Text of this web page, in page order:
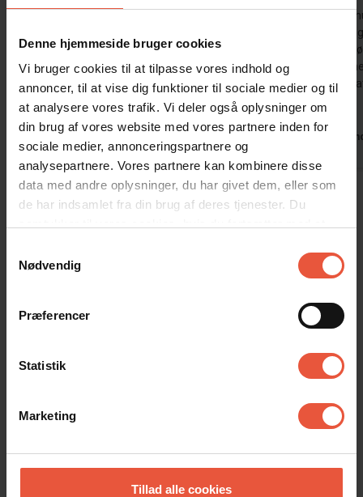
Denne hjemmeside bruger cookies
Vi bruger cookies til at tilpasse vores indhold og
annoncer, til at vise dig funktioner til sociale medier og til
at analysere vores trafik. Vi deler også oplysninger om
din brug af vores website med vores partnere inden for
sociale medier, annonceringspartnere og
analysepartnere. Vores partnere kan kombinere disse
data med andre oplysninger, du har givet dem, eller som
de har indsamlet fra din brug af deres tjenester. Du
Nødvendig
Præferencer
Statistik
Marketing
Tillad alle cookies
dyrebesøg, og i gåafstand fra landsbyen eller
stranden.
Tyskland
Oversat via AI -Vis original
kommentar
Meget flot
stadig
Udstyret i
Hjorte
ulempe er,
Vis alle omtaler
Ankomst
Læs mere her